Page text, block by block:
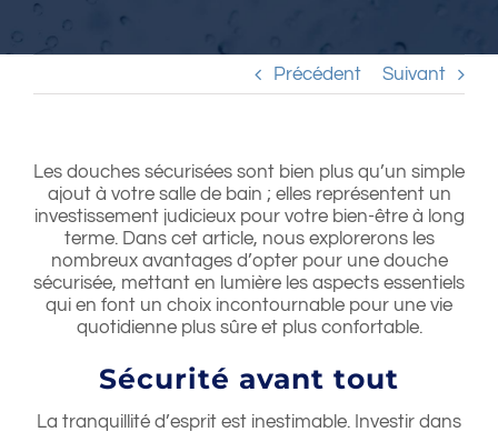
Précédent Suivant
Les douches sécurisées sont bien plus qu’un simple
ajout à votre salle de bain ; elles représentent un
investissement judicieux pour votre bien-être à long
terme. Dans cet article, nous explorerons les
nombreux avantages d’opter pour une douche
sécurisée, mettant en lumière les aspects essentiels
qui en font un choix incontournable pour une vie
quotidienne plus sûre et plus confortable.
Sécurité avant tout
La tranquillité d’esprit est inestimable. Investir dans